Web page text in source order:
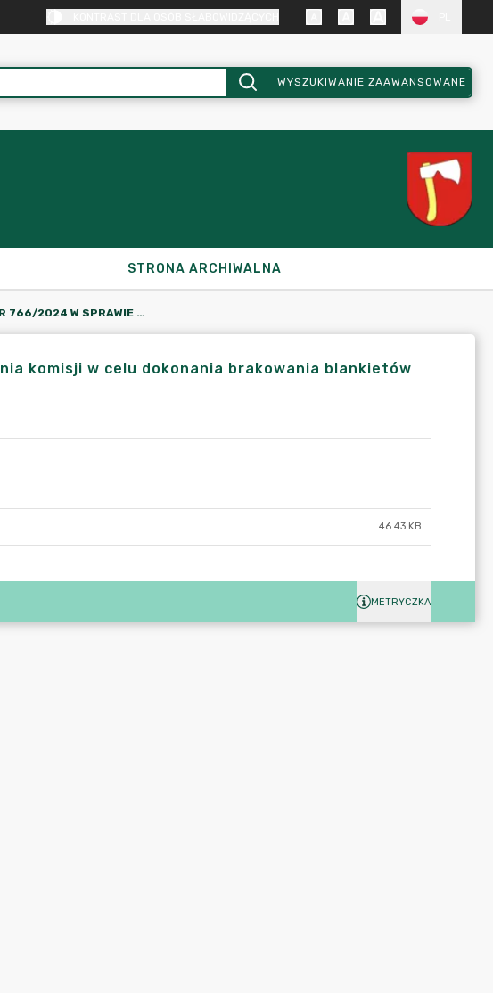
WYSZUKIWANIE ZAAWANSOWANE
STRONA ARCHIWALNA
ZARZĄDZENIE NR 766/2024 W SPRAWIE POWOŁANIA KOMISJI W CELU DOKONANIA BRAKOWANIA BLANKIETÓW DOKUMENTÓW PUBLICZNYCH
komisji w celu dokonania brakowania blankietów
46.43 KB
METRYCZKA